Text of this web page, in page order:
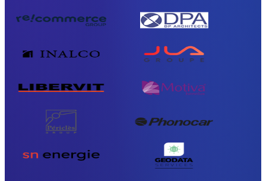
Automatizza i tuoi trasferimenti — prova
Scopri l’API
Inviare ogni tipo di file
Il blog
Assistenza & FAQ
Contatta l’assistenza
Lingue disponibili
Stato del servizio